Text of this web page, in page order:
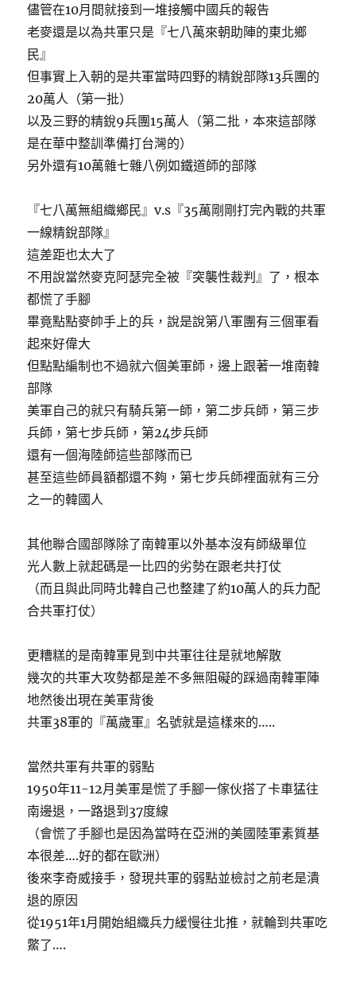
儘管在10月間就接到一堆接觸中國兵的報告
老麥還是以為共軍只是『七八萬來朝助陣的東北鄉
民』
但事實上入朝的是共軍當時四野的精銳部隊13兵團的
20萬人（第一批）
以及三野的精銳9兵團15萬人（第二批，本來這部隊
是在華中整訓準備打台灣的）
另外還有10萬雜七雜八例如鐵道師的部隊
『七八萬無組織鄉民』v.s『35萬剛剛打完內戰的共軍
一線精銳部隊』
這差距也太大了
不用說當然麥克阿瑟完全被『突襲性裁判』了，根本
都慌了手腳
畢竟點點麥帥手上的兵，說是說第八軍團有三個軍看
起來好偉大
但點點編制也不過就六個美軍師，邊上跟著一堆南韓
部隊
美軍自己的就只有騎兵第一師，第二步兵師，第三步
兵師，第七步兵師，第24步兵師
還有一個海陸師這些部隊而已
甚至這些師員額都還不夠，第七步兵師裡面就有三分
之一的韓國人
其他聯合國部隊除了南韓軍以外基本沒有師級單位
光人數上就起碼是一比四的劣勢在跟老共打仗
（而且與此同時北韓自己也整建了約10萬人的兵力配
合共軍打仗）
更糟糕的是南韓軍見到中共軍往往是就地解散
幾次的共軍大攻勢都是差不多無阻礙的踩過南韓軍陣
地然後出現在美軍背後
共軍38軍的『萬歲軍』名號就是這樣來的…..
當然共軍有共軍的弱點
1950年11-12月美軍是慌了手腳一傢伙搭了卡車猛往
南邊退，一路退到37度線
（會慌了手腳也是因為當時在亞洲的美國陸軍素質基
本很差….好的都在歐洲）
後來李奇威接手，發現共軍的弱點並檢討之前老是潰
退的原因
從1951年1月開始組織兵力緩慢往北推，就輪到共軍吃
鱉了….